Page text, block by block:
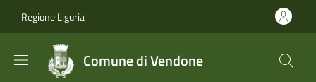
Regione Liguria
Comune di Vendone